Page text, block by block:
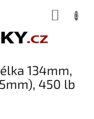
134mm,
450 lb